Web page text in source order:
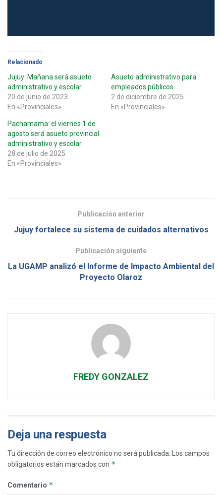
Relacionado
Jujuy: Mañana será asueto
administrativo y escolar
20 de junio de 2023
En «Provinciales»
Asueto administrativo para
empleados públicos
2 de diciembre de 2025
En «Provinciales»
Pachamama: el viernes 1 de
agosto será asueto provincial
administrativo y escolar
28 de julio de 2025
En «Provinciales»
Publicación anterior
Jujuy fortalece su sistema de cuidados alternativos
Publicación siguiente
La UGAMP analizó el Informe de Impacto Ambiental del
Proyecto Olaroz
FREDY GONZALEZ
Deja una respuesta
Tu dirección de correo electrónico no será publicada.
Los campos
obligatorios están marcados con *
Comentario *